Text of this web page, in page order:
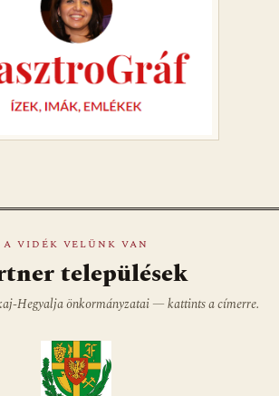
A VIDÉK VELÜNK VAN
települések
Hegyalja önkormányzatai — kattints a címerre.